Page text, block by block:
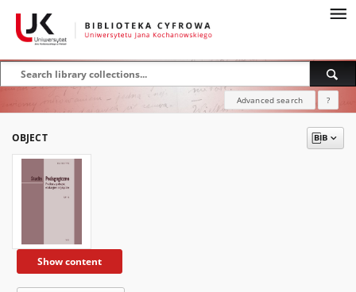
Advanced search ?
OBJECT
Show content